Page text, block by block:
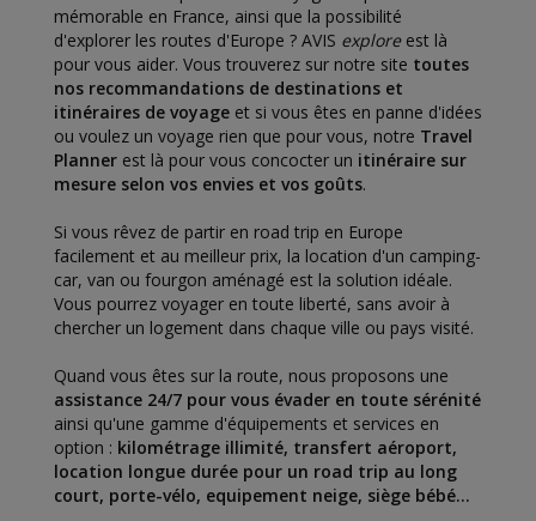
mémorable en France, ainsi que la possibilité
d'explorer les routes d'Europe ? AVIS exploreest là
pour vous aider. Vous trouverez sur notre site toutes
nos recommandations de destinations et
itinéraires de voyage et si vous êtes en panne d'idées
ou voulez un voyage rien que pour vous, notre Travel
Planner est là pour vous concocter un itinéraire sur
mesure selon vos envies et vos goûts.
Si vous rêvez de partir en road trip en Europe
facilement et au meilleur prix, la location d'un camping-
car, van ou fourgon aménagé est la solution idéale.
Vous pourrez voyager en toute liberté, sans avoir à
chercher un logement dans chaque ville ou pays visité.
Quand vous êtes sur la route, nous proposons une
assistance 24/7 pour vous évader en toute sérénité
ainsi qu'une gamme d'équipements et services en
option : kilométrage illimité, transfert aéroport,
location longue durée pour un road trip au long
court, porte-vélo, equipement neige, siège bébé...